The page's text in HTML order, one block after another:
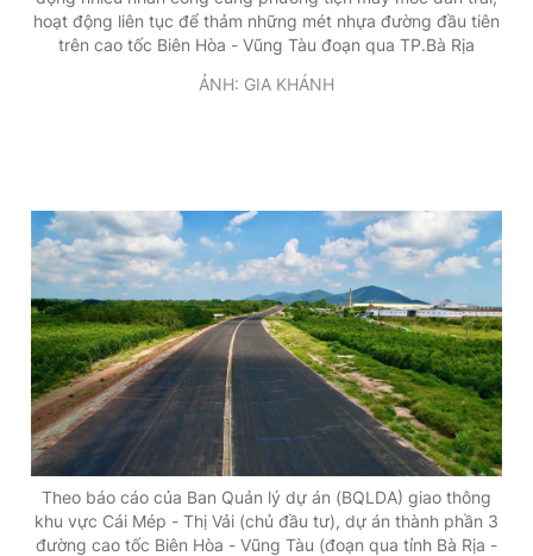
Phó tổng biên tập: Trần Việt Hưng
Tổng thư ký tòa soạn: Đức Trung
Giấy phép xuất bản số 110/GP - BTTTT cấp ngày 24.3.2020
hoạt động liên tục để thảm những mét nhựa đường đầu tiên
trên cao tốc Biên Hòa - Vũng Tàu đoạn qua TP.Bà Rịa
ẢNH: GIA KHÁNH
Theo báo cáo của Ban Quản lý dự án (BQLDA) giao thông
khu vực Cái Mép - Thị Vải (chủ đầu tư), dự án thành phần 3
đường cao tốc Biên Hòa - Vũng Tàu (đoạn qua tỉnh Bà Rịa -